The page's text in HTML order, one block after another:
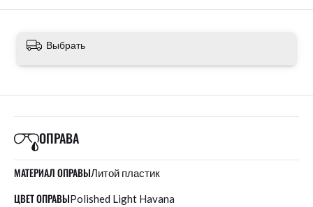
Выбрать
ОПРАВА
МАТЕРИАЛ ОПРАВЫЛитой пластик
ЦВЕТ ОПРАВЫPolished Light Havana